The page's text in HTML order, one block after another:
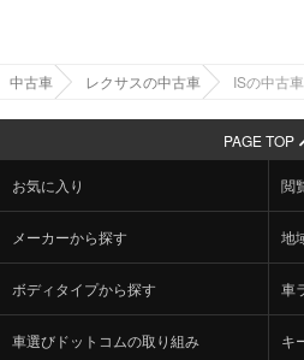
中古車 レクサスの中古車 ISの中古車
PAGE TOP
お気に入り 閲
メーカーから探す 地
ボディタイプから探す 車
車選びドットコムの取り組み キ